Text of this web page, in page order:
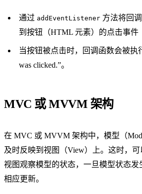
通过 addEventListener 方法将回
到按钮（HTML 元素）的点击事件
当按钮被点击时，回调函数会被执
was clicked.”。
MVC 或 MVVM 架构
在 MVC 或 MVVM 架构中，模型（
及时反映到视图（View）上。这时，
视图观察模型的状态，一旦模型状态
相应更新。